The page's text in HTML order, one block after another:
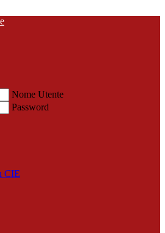
Nome Utente
Password
CIE